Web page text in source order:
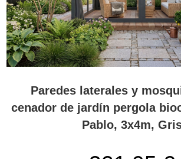
Paredes laterales y
cenador de jardín pergola
Pablo, 3x4m,